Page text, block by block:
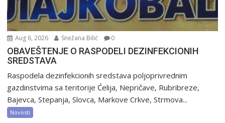
Aug 6, 2026 Snežana Bilić 0
OBAVEŠTENJE O RASPODELI DEZINFEKCIONIH
SREDSTAVA
Raspodela dezinfekcionih sredstava poljoprivrednim
gazdinstvima sa teritorije Ćelija, Nepričave, Rubribreze,
Bajevca, Stepanja, Slovca, Markove Crkve, Strmova...
Novosti